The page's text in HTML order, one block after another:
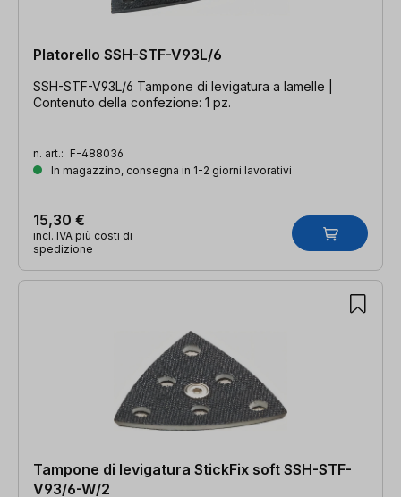
Platorello SSH-STF-V93L/6
SSH-STF-V93L/6 Tampone di levigatura a lamelle |
Contenuto della confezione: 1 pz.
n. art.: F-488036
In magazzino, consegna in 1-2 giorni lavorativi
15,30 €
incl. IVA più costi di
spedizione
Tampone di levigatura StickFix soft SSH-STF-
V93/6-W/2